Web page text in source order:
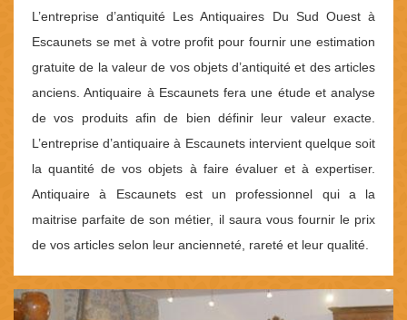
L’entreprise d’antiquité Les Antiquaires Du Sud Ouest à
Escaunets se met à votre profit pour fournir une estimation
gratuite de la valeur de vos objets d’antiquité et des articles
anciens. Antiquaire à Escaunets fera une étude et analyse
de vos produits afin de bien définir leur valeur exacte.
L’entreprise d’antiquaire à Escaunets intervient quelque soit
la quantité de vos objets à faire évaluer et à expertiser.
Antiquaire à Escaunets est un professionnel qui a la
maitrise parfaite de son métier, il saura vous fournir le prix
de vos articles selon leur ancienneté, rareté et leur qualité.